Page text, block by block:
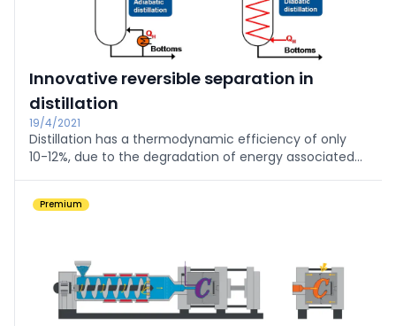
Innovative reversible separation in
distillation
19/4/2021
Distillation has a thermodynamic efficiency of only
10-12%, due to the degradation of energy associated
Premium